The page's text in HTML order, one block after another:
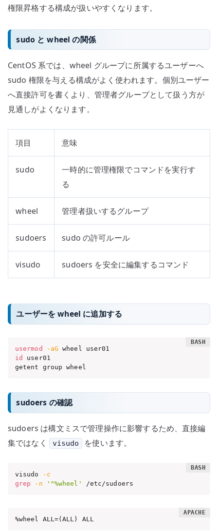
権限昇格する構成が扱いやすくなります。
sudo と wheel の関係
CentOS 系では、wheel グループに所属するユーザーへ
sudo 権限を与える構成がよく使われます。個別ユーザー
へ直接許可を書くより、管理者グループとして扱う方が
見通しがよくなります。
項目 意味
sudo
一時的に管理権限でコマンドを実行す
る
wheel 管理者扱いするグループ
sudoers sudo の許可ルール
visudo sudoers を安全に編集するコマンド
ユーザーを wheel に追加する
usermod -aG
id
user01
getent group wheel
sudoers の確認
sudoers は構文ミスで管理操作に影響するため、直接編
集ではなく
visudo を使います。
visudo
-c
grep
-n '^%wheel' /etc/sudoers
%wheel ALL=(ALL) ALL